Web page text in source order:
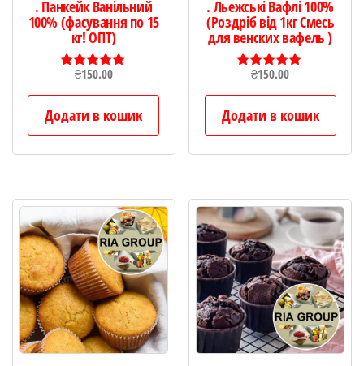
. Панкейк Ванільний
100% (фасування по 15
кг! ОПТ)
Оцінено в
₴150.00
Додати в кошик
. Льежські Вафлі 100%
(Роздріб від 1кг Смесь
для венских вафель )
Оцінено в
₴150.00
Додати в кошик